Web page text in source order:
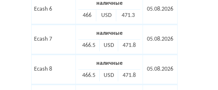
Ecash 6
наличные
466 USD 471.3
05.08.2026
Ecash 7
наличные
466.5 USD 471.8
05.08.2026
Ecash 8
наличные
466.5 USD 471.8
05.08.2026